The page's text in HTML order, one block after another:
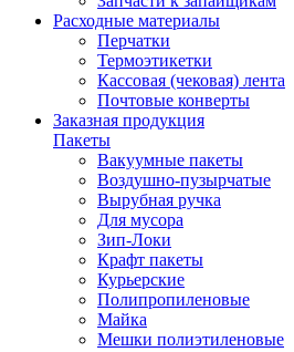
Расходные материалы
Перчатки
Термоэтикетки
Кассовая (чековая) лента
Почтовые конверты
Заказная продукция
Пакеты
Вакуумные пакеты
Воздушно-пузырчатые
Вырубная ручка
Для мусора
Зип-Локи
Крафт пакеты
Курьерские
Полипропиленовые
Майка
Мешки полиэтиленовые